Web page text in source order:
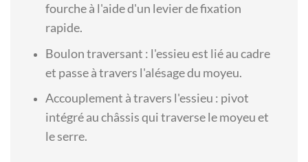
fourche à l'aide d'un levier de fixation
rapide.
Boulon traversant : l'essieu est lié au cadre
et passe à travers l'alésage du moyeu.
Accouplement à travers l'essieu : pivot
intégré au châssis qui traverse le moyeu et
le serre.